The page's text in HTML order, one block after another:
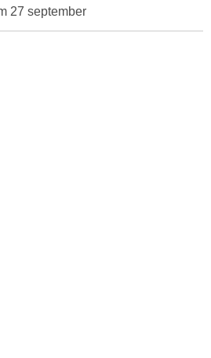
27 september